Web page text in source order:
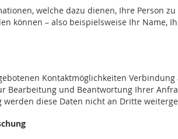
welche dazu dienen, Ihre Person zu
können – also beispielsweise Ihr Name,
Kontaktmöglichkeiten Verbindung
Bearbeitung und Beantwortung Ihrer
diese Daten nicht an Dritte